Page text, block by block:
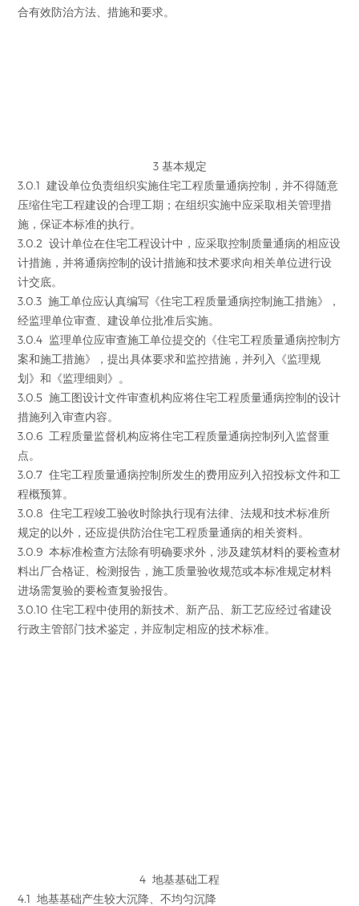
合有效防治方法、措施和要求。
3 基本规定
3.0.1 建设单位负责组织实施住宅工程质量通病控制，并不得随意
压缩住宅工程建设的合理工期；在组织实施中应采取相关管理措
施，保证本标准的执行。
3.0.2 设计单位在住宅工程设计中，应采取控制质量通病的相应设
计措施，并将通病控制的设计措施和技术要求向相关单位进行设
计交底。
3.0.3 施工单位应认真编写《住宅工程质量通病控制施工措施》，
经监理单位审查、建设单位批准后实施。
3.0.4 监理单位应审查施工单位提交的《住宅工程质量通病控制方
案和施工措施》，提出具体要求和监控措施，并列入《监理规
划》和《监理细则》。
3.0.5 施工图设计文件审查机构应将住宅工程质量通病控制的设计
措施列入审查内容。
3.0.6 工程质量监督机构应将住宅工程质量通病控制列入监督重
点。
3.0.7 住宅工程质量通病控制所发生的费用应列入招投标文件和工
程概预算。
3.0.8 住宅工程竣工验收时除执行现有法律、法规和技术标准所
规定的以外，还应提供防治住宅工程质量通病的相关资料。
3.0.9 本标准检查方法除有明确要求外，涉及建筑材料的要检查材
料出厂合格证、检测报告，施工质量验收规范或本标准规定材料
进场需复验的要检查复验报告。
3.0.10 住宅工程中使用的新技术、新产品、新工艺应经过省建设
行政主管部门技术鉴定，并应制定相应的技术标准。
4 地基基础工程
4.1 地基基础产生较大沉降、不均匀沉降